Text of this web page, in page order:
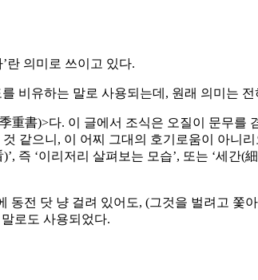
란 의미로 쓰이고 있다.
비유하는 말로 사용되는데, 원래 의미는 전
書)>다. 이 글에서 조식은 오질이 문무를
같으니, 이 어찌 그대의 호기로움이 아니
‘이리저리 살펴보는 모습’, 또는 ‘세간(細
동전 닷 냥 걸려 있어도, (그것을 벌려고 쫓
로도 사용되었다.